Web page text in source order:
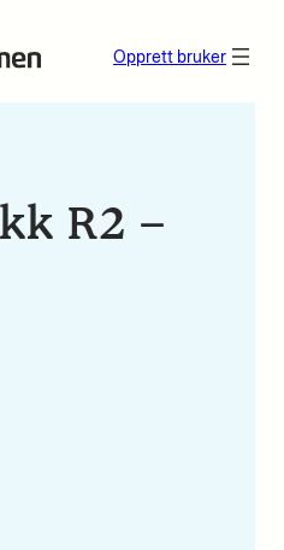
Opprett bruker
R2 –